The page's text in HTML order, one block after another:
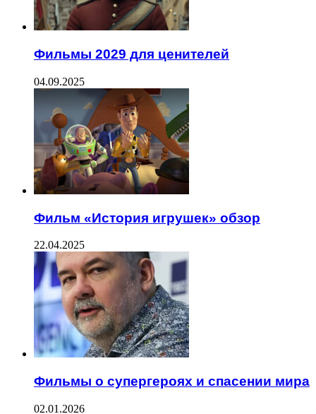
Фильмы 2029 для ценителей
04.09.2025
Фильм «История игрушек» обзор
22.04.2025
Фильмы о супергероях и спасении мира
02.01.2026